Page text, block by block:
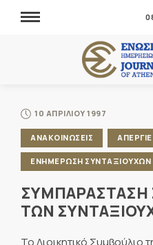
10 ΑΠΡΙΛΙΟΥ 1997
ΑΝΑΚΟΙΝΩΣΕΙΣ
ΕΝΗΜΕΡΩΣΗ ΣΥΝΤΑΞΙΟΥΧΩΝ
ΣΥΜΠΑΡΑΣΤΑΣΗ
ΤΩΝ
Το Διοικητικό Συμβούλιο